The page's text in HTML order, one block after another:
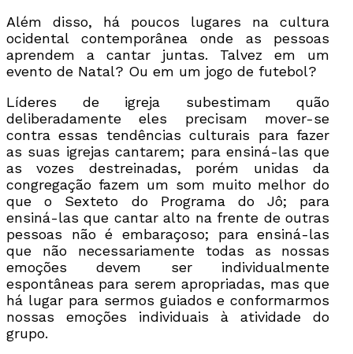
Além disso, há poucos lugares na cultura
ocidental contemporânea onde as pessoas
aprendem a cantar juntas. Talvez em um
evento de Natal? Ou em um jogo de futebol?
Líderes de igreja subestimam quão
deliberadamente eles precisam mover-se
contra essas tendências culturais para fazer
as suas igrejas cantarem; para ensiná-las que
as vozes destreinadas, porém unidas da
congregação fazem um som muito melhor do
que o Sexteto do Programa do Jô; para
ensiná-las que cantar alto na frente de outras
pessoas não é embaraçoso; para ensiná-las
que não necessariamente todas as nossas
emoções devem ser individualmente
espontâneas para serem apropriadas, mas que
há lugar para sermos guiados e conformarmos
nossas emoções individuais à atividade do
grupo.